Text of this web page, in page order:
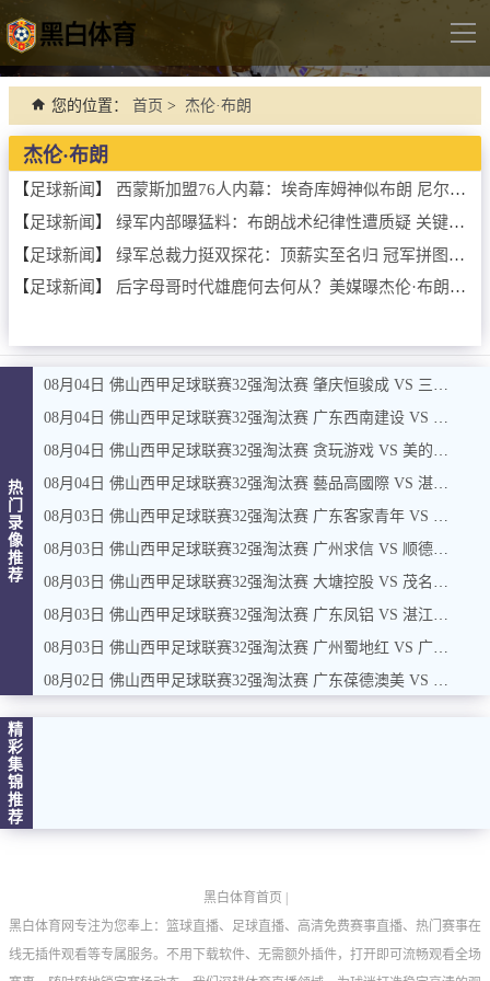
导
首页
足球直播
英超
德甲
法甲
世界杯
欧冠杯
中超
篮球直播
NBA
CBA
录像
足球录像
篮球录像
新闻
足球新闻
您的位置： 首页 > 杰伦·布朗
杰伦·布朗
【足球新闻 】
西蒙斯加盟76人内幕：埃奇库姆神似布朗 尼尔森暖心电话成关键
【 足球新闻 】
绿军内部曝猛料：布朗战术纪律性遭质疑 关键战失控成系列赛转折点
【足球新闻】
绿军总裁力挺双探花：顶薪实至名归 冠军拼图就差最后一环
【 足球新闻 】 后字母哥时代雄鹿何去何从？美媒曝杰伦·布朗或成密尔沃基新核
热
门
录
像
推
荐
精
彩
集
锦
推
荐
黑白体育首页 |
黑白体育网专注为您奉上：篮球直播、足球直播、高清免费赛事直播、热门赛事在
线无插件观看等专属服务。不用下载软件、无需额外插件，打开即可流畅观看全场